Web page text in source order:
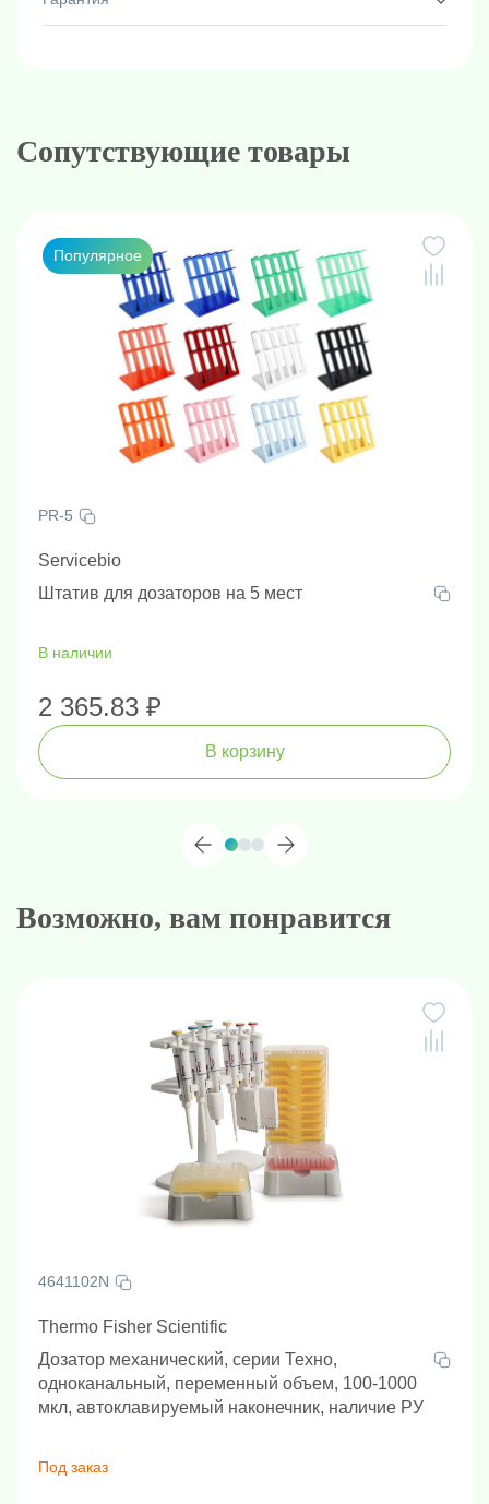
Сопутствующие товары
Популярное
PR-5
Servicebio
Штатив для дозаторов на 5 мест
В наличии
2 365.83 ₽
В корзину
Возможно, вам понравится
4641102N
Thermo Fisher Scientific
Дозатор механический, серии Техно,
одноканальный, переменный объем, 100-1000
мкл, автоклавируемый наконечник, наличие РУ
Под заказ